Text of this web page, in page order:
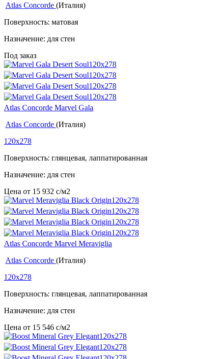
Atlas Concorde (Италия)
Поверхность: матовая
Назначение: для стен
Под заказ
Atlas Concorde Marvel Gala
Atlas Concorde (Италия)
120x278
Поверхность: глянцевая, лаппатированная
Назначение: для стен
Цена от 15 932 c/м2
Atlas Concorde Marvel Meraviglia
Atlas Concorde (Италия)
120x278
Поверхность: глянцевая, лаппатированная
Назначение: для стен
Цена от 15 546 c/м2